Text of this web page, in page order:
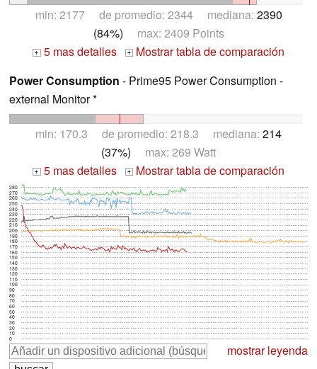
min: 2177 de promedio: 2344 mediana: 2390
(84%) max: 2409 Points
+ 5 mas detalles +
Mostrar tabla de comparación
Power Consumption - Prime95 Power Consumption -
external Monitor *
min: 170.3 de promedio: 218.3 mediana: 214
(37%) max: 269 Watt
+ 5 mas detalles + Mostrar tabla de comparación
0
10
20
30
40
50
60
70
80
90
100
110
120
130
140
150
160
170
180
190
200
210
220
230
240
250
260
270
280
mostrar leyenda